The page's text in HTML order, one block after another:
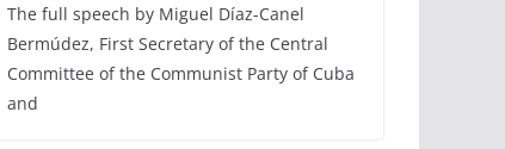
The full speech by Miguel Díaz-Canel
Bermúdez, First Secretary of the Central
Committee of the Communist Party of Cuba
and